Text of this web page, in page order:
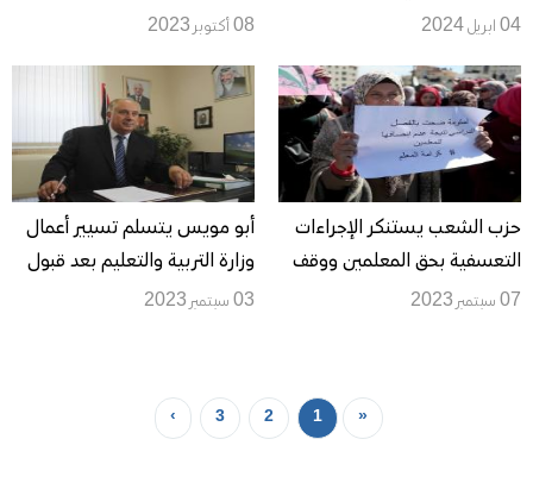
الوطن
04 ابريل 2024
عن بعد
08 أكتوبر 2023
حزب الشعب يستنكر الإجراءات
التعسفية بحق المعلمين ووقف
المعلم يوسف إجحا عن العمل
07 سبتمبر 2023
أبو مويس يتسلم تسيير أعمال
وزارة التربية والتعليم بعد قبول
استقالة عورتاني
03 سبتمبر 2023
«
1
2
3
›